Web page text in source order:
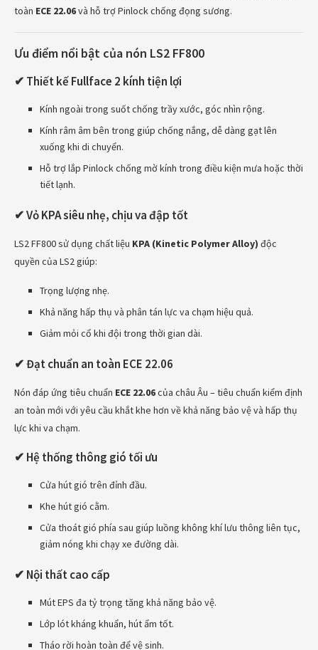
toàn ECE 22.06và hỗ trợ Pinlock chống đọng sương.
Ưu điểm nổi bật của nón LS2 FF800
✔ Thiết kế Fullface 2 kính tiện lợi
Kính ngoài trong suốt chống trầy xước, góc nhìn rộng.
Kính râm âm bên trong giúp chống nắng, dễ dàng gạt lên
xuống khi di chuyển.
Hỗ trợ lắp Pinlock chống mờ kính trong điều kiện mưa hoặc thời
tiết lạnh.
✔ Vỏ KPA siêu nhẹ, chịu va đập tốt
LS2 FF800 sử dụng chất liệu KPA (Kinetic Polymer Alloy) độc
quyền của LS2 giúp:
Trọng lượng nhẹ.
Khả năng hấp thụ và phân tán lực va chạm hiệu quả.
Giảm mỏi cổ khi đội trong thời gian dài.
✔ Đạt chuẩn an toàn ECE 22.06
Nón đáp ứng tiêu chuẩn ECE 22.06của châu Âu – tiêu chuẩn kiểm định
an toàn mới với yêu cầu khắt khe hơn về khả năng bảo vệ và hấp thụ
lực khi va chạm.
✔ Hệ thống thông gió tối ưu
Cửa hút gió trên đỉnh đầu.
Khe hút gió cằm.
Cửa thoát gió phía sau giúp luồng không khí lưu thông liên tục,
giảm nóng khi chạy xe đường dài.
✔ Nội thất cao cấp
Mút EPS đa tỷ trọng tăng khả năng bảo vệ.
Lớp lót kháng khuẩn, hút ẩm tốt.
Tháo rời hoàn toàn để vệ sinh.